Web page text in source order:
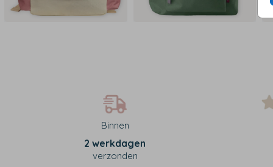
Binnen
2 werkdagen
verzonden